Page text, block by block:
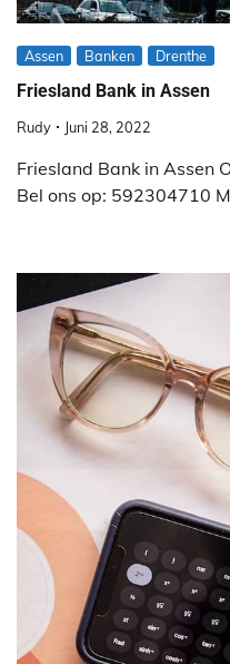
Assen Banken Drenthe
Friesland Bank in Assen
Rudy Juni 28, 2022
Friesland Bank in Assen
Bel ons op: 592304710